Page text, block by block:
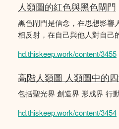
人類圖的紅色與黑色閘門
黑色閘門是信念，在思想影響
相反射，在自己與他人對自己
hd.thiskeep.work/content/3455
高階人類圖 人類圖中的
包括聖光界 創造界 形成界 行動
hd.thiskeep.work/content/3454